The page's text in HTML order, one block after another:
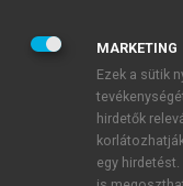
JELSZÓ
JELSZÓ ÚJRA
MARKETING
Ezek a sütik
hirdetők
egy